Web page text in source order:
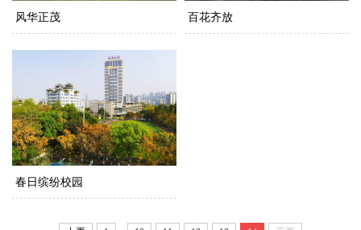
风华正茂 百花齐放
春日缤纷校园